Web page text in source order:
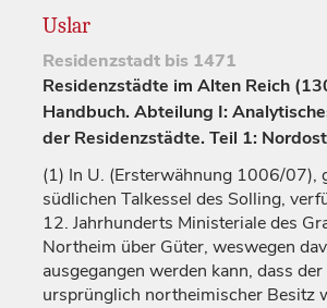
Uslar
Residenzstadt bis 1471
Residenzstädte im Alten Reich
Handbuch. Abteilung I:
der Residenzstädte. Teil 1:
(1) In U. (Ersterwähnung 1006/07),
südlichen Talkessel des Solling,
12. Jahrhunderts Ministeriale des
Northeim über Güter, weswegen
ausgegangen werden kann, dass
ursprünglich northeimischer Besitz